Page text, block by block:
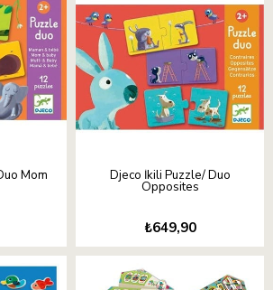
Mom Djeco İkili Puzzle/ Duo
Opposites
₺649,90